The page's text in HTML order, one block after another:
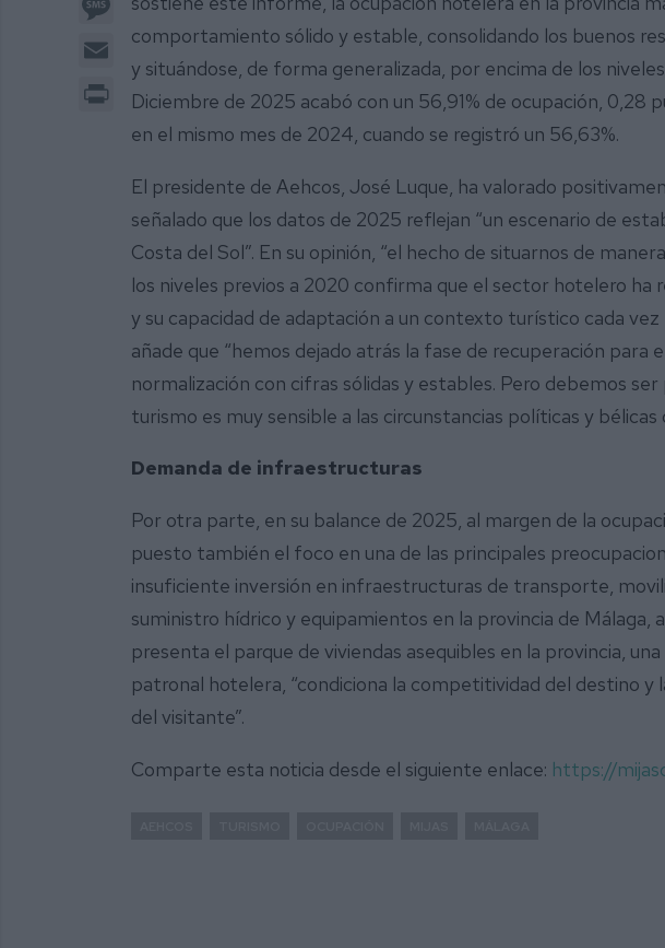
Email
Print
comportamiento sólido y estable, consolidando los buenos
y situándose, de forma generalizada, por encima de los
Diciembre de 2025 acabó con un 56,91% de ocupación, 0,28
en el mismo mes de 2024, cuando se registró un 56,63%.
El presidente de Aehcos, José Luque, ha valorado
señalado que los datos de 2025 reflejan “un escenario de
Costa del Sol”. En su opinión, “el hecho de situarnos de
los niveles previos a 2020 confirma que el sector hotelero
y su capacidad de adaptación a un contexto turístico cada vez
añade que “hemos dejado atrás la fase de recuperación para
normalización con cifras sólidas y estables. Pero debemos
turismo es muy sensible a las circunstancias políticas y
Demanda de infraestructuras
Por otra parte, en su balance de 2025, al margen de la
puesto también el foco en una de las principales
insuficiente inversión en infraestructuras de transporte,
suministro hídrico y equipamientos en la provincia de Málaga,
presenta el parque de viviendas asequibles en la provincia, una
patronal hotelera, “condiciona la competitividad del destino y
del visitante”.
Comparte esta noticia desde el siguiente enlace: https://